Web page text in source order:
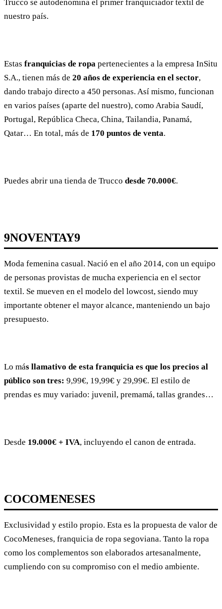
Trucco se autodenomina el primer franquiciador textil de
nuestro país.
Estas franquicias de ropa pertenecientes a la empresa InSitu
S.A., tienen más de 20 años de experiencia en el sector,
dando trabajo directo a 450 personas. Así mismo, funcionan
en varios países (aparte del nuestro), como Arabia Saudí,
Portugal, República Checa, China, Tailandia, Panamá,
Qatar… En total, más de 170 puntos de venta.
Puedes abrir una tienda de Trucco desde 70.000€.
9NOVENTAY9
Moda femenina casual. Nació en el año 2014, con un equipo
de personas provistas de mucha experiencia en el sector
textil. Se mueven en el modelo del lowcost, siendo muy
importante obtener el mayor alcance, manteniendo un bajo
presupuesto.
Lo más llamativo de esta franquicia es que los precios al
público son tres: 9,99€, 19,99€ y 29,99€. El estilo de
prendas es muy variado: juvenil, premamá, tallas grandes…
Desde 19.000€ + IVA, incluyendo el canon de entrada.
COCOMENESES
Exclusividad y estilo propio. Esta es la propuesta de valor de
CocoMeneses, franquicia de ropa segoviana. Tanto la ropa
como los complementos son elaborados artesanalmente,
cumpliendo con su compromiso con el medio ambiente.